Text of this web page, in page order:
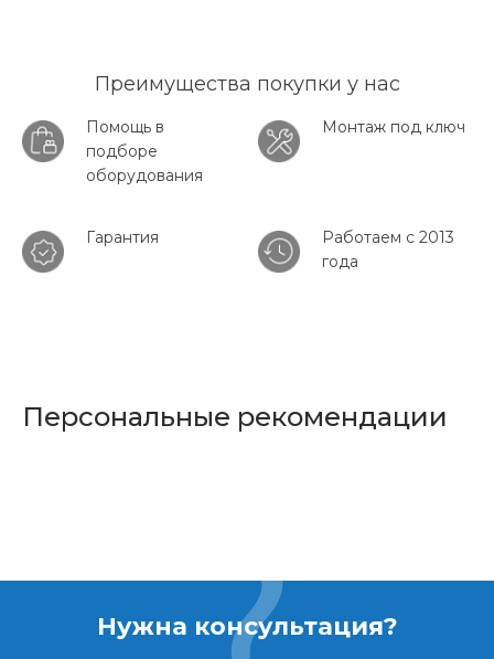
Преимущества покупки у нас
Помощь в
подборе
оборудования
Монтаж под ключ
Гарантия
Работаем с 2013
года
Персональные рекомендации
Нужна консультация?